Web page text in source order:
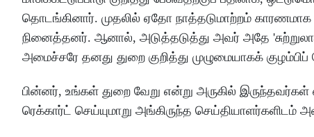
தொடங்கினார். முதலில் ஏதோ நாத்தடுமாற்றம் காரணமாக
நினைத்தனர். ஆனால், அடுத்தடுத்து அவர் அதே
அமைச்சரே தனது துறை குறித்து முழுமையாகக்
பின்னர், உங்கள் துறை வேறு என்று அருகில்
ரெக்கார்ட் செய்யுமாறு அங்கிருந்த